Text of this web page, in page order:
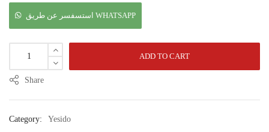
استسفسر عن طريق WHATSAPP
ADD TO CART
Share
Category: Yesido